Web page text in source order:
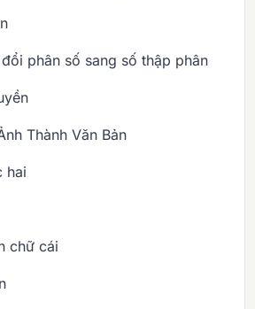
phân số sang số thập phân
Thành Văn Bản
hai
chữ cái